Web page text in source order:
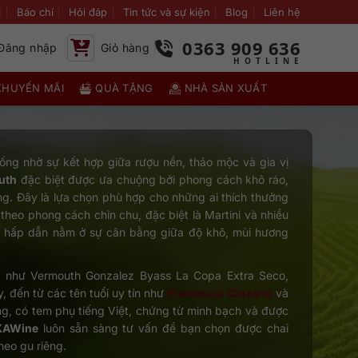
Báo chí Hỏi đáp Tin tức và sự kiện Blog Liên hệ
nhập Giỏ hàng 0363 909 636
MÃI QUÀ TẶNG NHÀ SẢN XUẤT
nhờ sự kết hợp giữa rượu nền, thảo mộc và gia vị
đặc biệt được ưa chuộng bởi phong cách khô ráo,
Đây là lựa chọn phù hợp cho những ai thích thưởng
phong cách chỉn chu, đặc biệt là Martini và nhiều
hấp dẫn nằm ở sự cân bằng giữa độ khô, mùi hương
Vermouth Gonzalez Byass La Copa Extra Seco,
đến từ các tên tuổi uy tín như Francesco Cinzano và
có tem phụ tiếng Việt, chứng từ minh bạch và được
luôn sẵn sàng tư vấn để bạn chọn được chai
gu riêng.